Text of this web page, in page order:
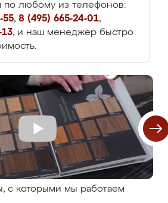
по любому из телефонов:
55, 8 (495) 665-24-01,
, и наш менеджер быстро
с которыми мы работаем